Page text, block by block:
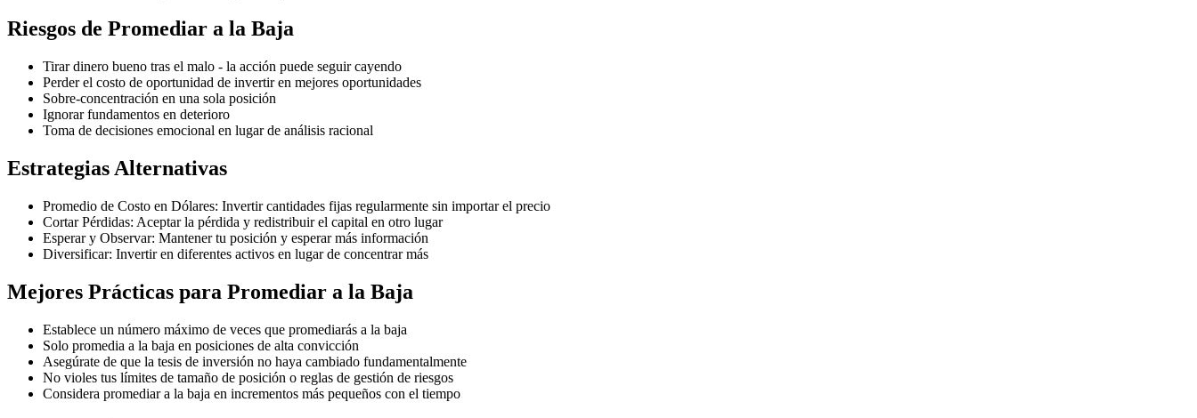
Riesgos de Promediar a la Baja
Tirar dinero bueno tras el malo - la acción puede seguir cayendo
Perder el costo de oportunidad de invertir en mejores oportunidades
Sobre-concentración en una sola posición
Ignorar fundamentos en deterioro
Toma de decisiones emocional en lugar de análisis racional
Estrategias Alternativas
Promedio de Costo en Dólares: Invertir cantidades fijas regularmente sin importar el precio
Cortar Pérdidas: Aceptar la pérdida y redistribuir el capital en otro lugar
Esperar y Observar: Mantener tu posición y esperar más información
Diversificar: Invertir en diferentes activos en lugar de concentrar más
Mejores Prácticas para Promediar a la Baja
Establece un número máximo de veces que promediarás a la baja
Solo promedia a la baja en posiciones de alta convicción
Asegúrate de que la tesis de inversión no haya cambiado fundamentalmente
No violes tus límites de tamaño de posición o reglas de gestión de riesgos
Considera promediar a la baja en incrementos más pequeños con el tiempo